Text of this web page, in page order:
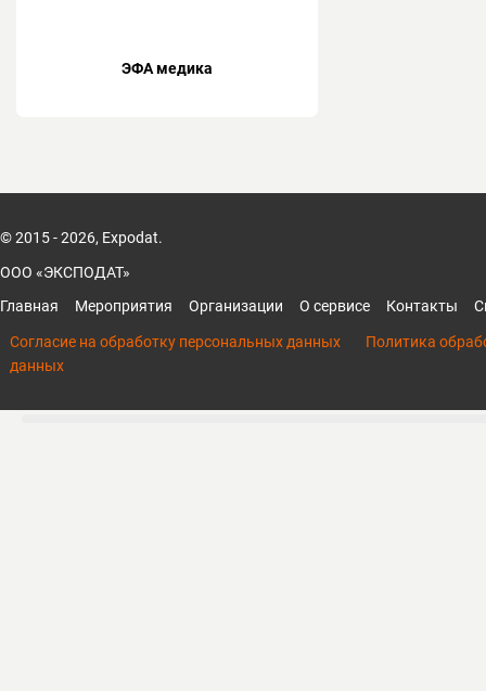
ЭФА медика
© 2015 - 2026, Expodat.
ООО «ЭКСПОДАТ»
Главная
Мероприятия Организации О сервисе Контакты
Согласие на обработку персональных данных
Политика
данных